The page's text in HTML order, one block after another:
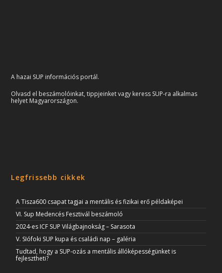
A hazai SUP információs portál.
Olvasd el beszámolóinkat, tippjeinket vagy keress SUP-ra alkalmas
helyet Magyarországon.
Legfrissebb cikkek
A Tisza600 csapat tagjai a mentális és fizikai erő példaképei
VI. Sup Medencés Fesztivál beszámoló
2024-es ICF SUP Világbajnokság – Sarasota
V. SIófoki SUP kupa és családi nap – galéria
Tudtad, hogy a SUP-ozás a mentális állóképességünket is
fejlesztheti?